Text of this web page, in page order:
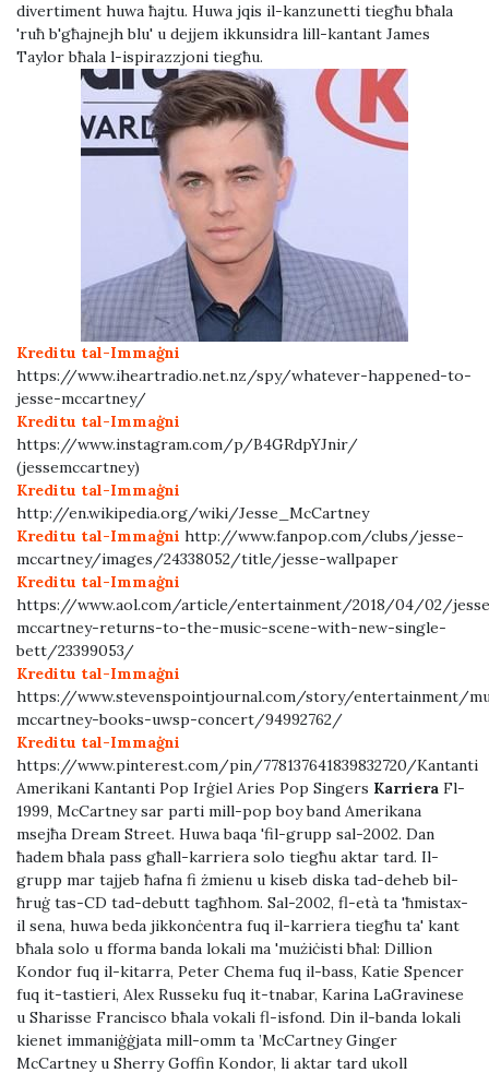
divertiment huwa ħajtu. Huwa jqis il-kanzunetti tiegħu bħala
'ruħ b'għajnejh blu' u dejjem ikkunsidra lill-kantant James
Taylor bħala l-ispirazzjoni tiegħu.
Kreditu tal-Immaġni
https://www.iheartradio.net.nz/spy/whatever-happened-to-
jesse-mccartney/
Kreditu tal-Immaġni
https://www.instagram.com/p/B4GRdpYJnir/
(jessemccartney)
Kreditu tal-Immaġni
http://en.wikipedia.org/wiki/Jesse_McCartney
Kreditu tal-Immaġni http://www.fanpop.com/clubs/jesse-
mccartney/images/24338052/title/jesse-wallpaper
Kreditu tal-Immaġni
https://www.aol.com/article/entertainment/2018/04/02/
mccartney-returns-to-the-music-scene-with-new-single-
bett/23399053/
Kreditu tal-Immaġni
https://www.stevenspointjournal.com/story/entertainment/
mccartney-books-uwsp-concert/94992762/
Kreditu tal-Immaġni
https://www.pinterest.com/pin/778137641839832720/Kantanti
Amerikani Kantanti Pop Irġiel Aries Pop Singers Karriera Fl-
1999, McCartney sar parti mill-pop boy band Amerikana
msejħa Dream Street. Huwa baqa 'fil-grupp sal-2002. Dan
ħadem bħala pass għall-karriera solo tiegħu aktar tard. Il-
grupp mar tajjeb ħafna fi żmienu u kiseb diska tad-deheb bil-
ħruġ tas-CD tad-debutt tagħhom. Sal-2002, fl-età ta 'ħmistax-
il sena, huwa beda jikkonċentra fuq il-karriera tiegħu ta' kant
bħala solo u fforma banda lokali ma 'mużiċisti bħal: Dillion
Kondor fuq il-kitarra, Peter Chema fuq il-bass, Katie Spencer
fuq it-tastieri, Alex Russeku fuq it-tnabar, Karina LaGravinese
u Sharisse Francisco bħala vokali fl-isfond. Din il-banda lokali
kienet immaniġġjata mill-omm ta ’McCartney Ginger
McCartney u Sherry Goffin Kondor, li aktar tard ukoll